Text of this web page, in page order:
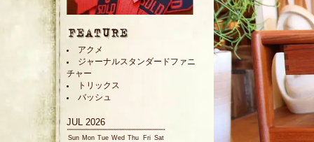
アクメ
ジャーナルスタンダードファニ
チャー
トリックス
バッシュ
JUL 2026
Sun Mon Tue Wed Thu Fri Sat